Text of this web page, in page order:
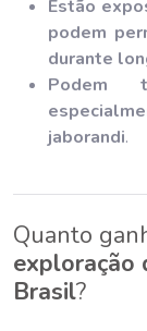
Estão
podem
durante
Podem
jaborandi.
Quanto
exploração
Brasil?